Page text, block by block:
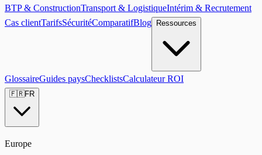
BTP & ConstructionTransport & LogistiqueIntérim & Recrutement
Cas clientTarifsSécuritéComparatifBlog Ressources
GlossaireGuides paysChecklistsCalculateur ROI
🇫🇷FR
Europe